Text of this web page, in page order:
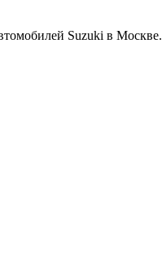
Suzuki в Москве.